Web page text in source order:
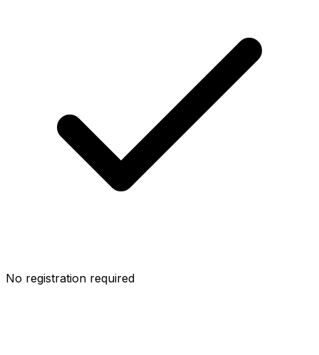
No registration required